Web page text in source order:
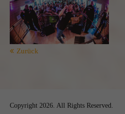
Zurück
Copyright 2026. All Rights Reserved.